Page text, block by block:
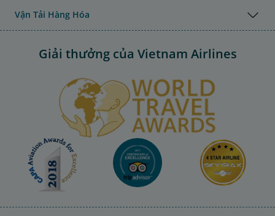
Vận Tải Hàng Hóa
Giải thưởng của Vietnam Airlines